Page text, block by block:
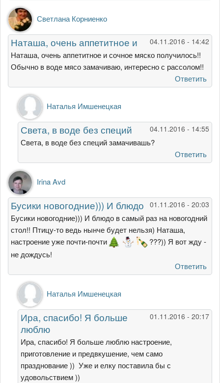
Светлана Корниенко
04.11.2016 - 14:42
Наташа, очень аппетитное и
Наташа, очень аппетитное и сочное мяско получилось!!
Обычно в воде мясо замачиваю, интересно с рассолом!!
Ответить
Ответ
на
Наташа,
очень
аппетитное
от
Светлана
Корниенко
Наталья Имшенецкая
04.11.2016 - 14:55
Света, в воде без специй
Света, в воде без специй замачивашь?
Ответить
Irina Avd
01.11.2016 - 20:03
Бусики новогодние))) И блюдо
Бусики новогодние))) И блюдо в самый раз на новогодний
стол!! Птицу-то ведь нынче будет нельзя) Наташа,
настроение уже почти-почти
???)) Я вот жду -
не дождусь!
Ответить
Ответ
на
Бусики
новогодние)))
И
блюдо
Irina
Avd
Наталья Имшенецкая
01.11.2016 - 20:17
Ира, спасибо! Я больше
люблю
Ира, спасибо! Я больше люблю настроение,
приготовление и предвкушение, чем само
празднование )) Уже и елку поставила бы с
удовольствием ))